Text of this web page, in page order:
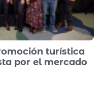
turística
por el mercado